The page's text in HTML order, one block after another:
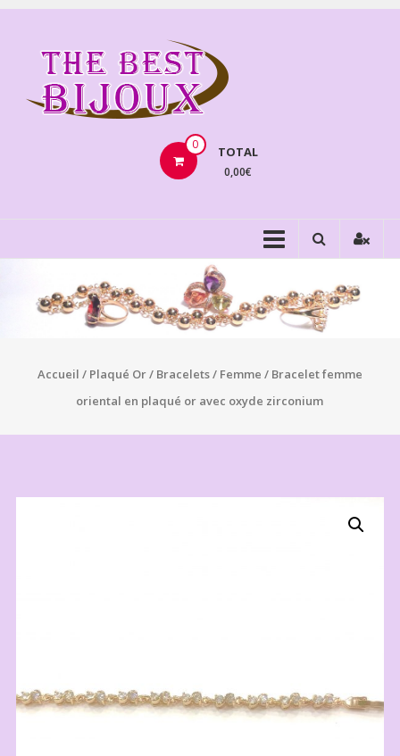
Aller
contenu
0 TOTAL
0,00€
Accueil / Plaqué Or/ Bracelets/ Femme / Bracelet femme
oriental en plaqué or avec oxyde zirconium